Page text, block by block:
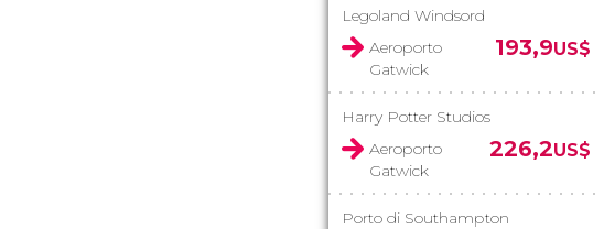
Legoland Windsord
Aeroporto
Gatwick
193,9US$
Harry Potter Studios
Aeroporto
Gatwick
226,2US$
Porto di Southampton